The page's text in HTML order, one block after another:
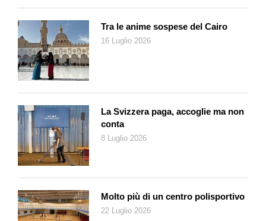
Tra le anime sospese del Cairo
16 Luglio 2026
La Svizzera paga, accoglie ma non
conta
8 Luglio 2026
Molto più di un centro polisportivo
22 Luglio 2026